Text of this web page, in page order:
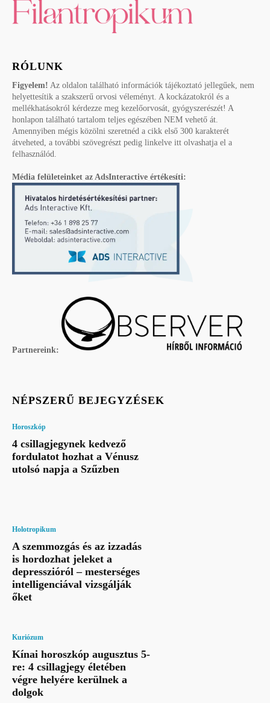
RÓLUNK
Figyelem! Az oldalon található információk tájékoztató jellegűek, nem
helyettesítik a szakszerű orvosi véleményt. A kockázatokról és a
mellékhatásokról kérdezze meg kezelőorvosát, gyógyszerészét! A
honlapon található tartalom teljes egészében NEM vehető át.
Amennyiben mégis közölni szeretnéd a cikk első 300 karakterét
átveheted, a további szövegrészt pedig linkelve itt olvashatja el a
felhasználód.
Média felületeinket az AdsInteractive értékesíti:
Partnereink:
NÉPSZERŰ BEJEGYZÉSEK
Horoszkóp
4 csillagjegynek kedvező
fordulatot hozhat a Vénusz
utolsó napja a Szűzben
Holotropikum
A szemmozgás és az izzadás
is hordozhat jeleket a
depresszióról – mesterséges
intelligenciával vizsgálják
őket
Kuriózum
Kínai horoszkóp augusztus 5-
re: 4 csillagjegy életében
végre helyére kerülnek a
dolgok